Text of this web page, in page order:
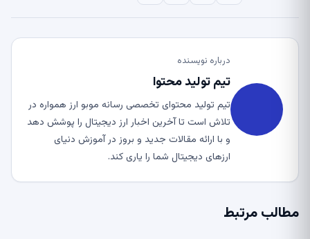
درباره نویسنده
تیم تولید محتوا
تیم تولید محتوای تخصصی رسانه موبو ارز همواره در
تلاش است تا آخرین اخبار ارز دیجیتال را پوشش دهد
و با ارائه مقالات جدید و بروز در آموزش دنیای
ارزهای دیجیتال شما را یاری کند.
مطالب مرتبط